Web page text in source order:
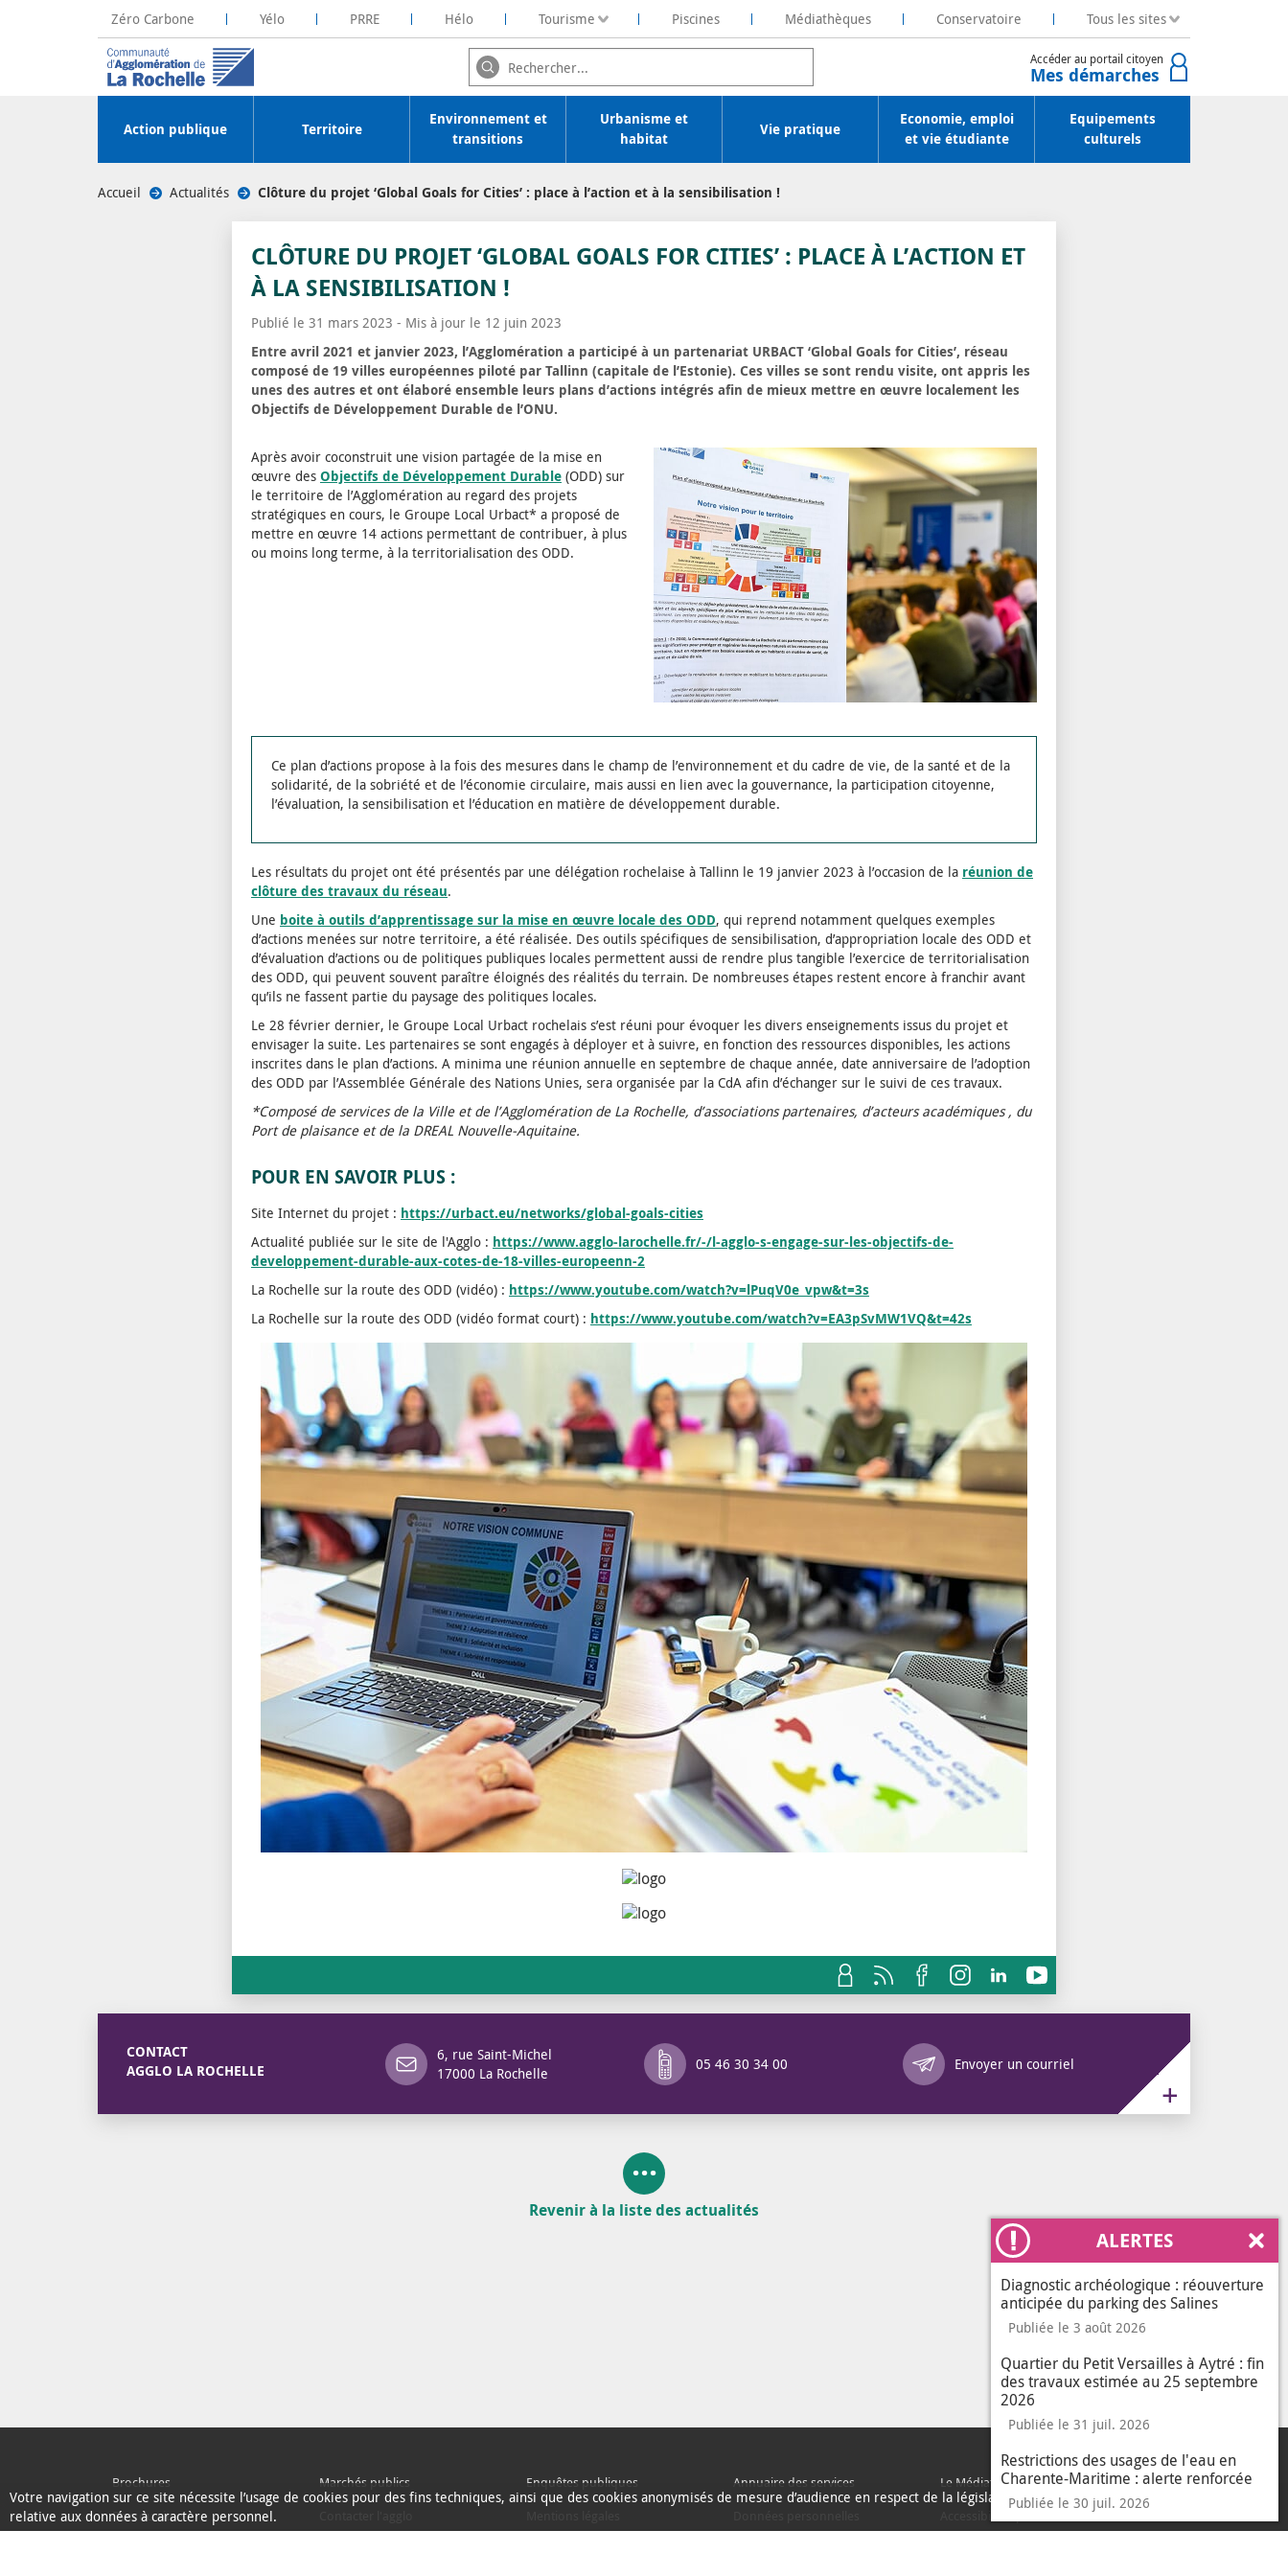
Votre navigation sur ce site nécessite l’usage de cookies pour des fins techniques, ainsi que des cookies anonymisés de mesure d’audience en respect de la législation
relative aux données à caractère personnel.
En savoir plus
le
ALERTES
Diagnostic archéologique : réouverture
anticipée du parking des Salines
Publiée le 3 août 2026
Quartier du Petit Versailles à Aytré : fin
des travaux estimée au 25 septembre
2026
Publiée le 31 juil. 2026
Restrictions des usages de l'eau en
Charente-Maritime : alerte renforcée
Publiée le 30 juil. 2026
Zéro Carbone
La Rochelle Territoire Zéro Carbone
Yélo PRRE
Plateforme Rochelaise de Rénovation Energétique
Hélo Tourisme Piscines Médiathèques Conservatoire Tous les sites
Accéder au portail citoyen
Mes démarches
Action publique Territoire
Environnement et
transitions
Urbanisme et
habitat
Vie pratique
Economie, emploi
et vie étudiante
Equipements
culturels
Accueil Actualités Clôture du projet ‘Global Goals for Cities’ : place à l’action et à la sensibilisation !
CLÔTURE DU PROJET ‘GLOBAL GOALS FOR CITIES’ : PLACE À L’ACTION ET
À LA SENSIBILISATION !
Publié le 31 mars 2023 - Mis à jour le 12 juin 2023
Entre avril 2021 et janvier 2023, l’Agglomération a participé à un partenariat URBACT ‘Global Goals for Cities’, réseau
composé de 19 villes européennes piloté par Tallinn (capitale de l’Estonie). Ces villes se sont rendu visite, ont appris les
unes des autres et ont élaboré ensemble leurs plans d’actions intégrés afin de mieux mettre en œuvre localement les
Objectifs de Développement Durable de l’ONU.
Après avoir coconstruit une vision partagée de la mise en
œuvre des Objectifs de Développement Durable (ODD) sur
le territoire de l’Agglomération au regard des projets
stratégiques en cours, le Groupe Local Urbact* a proposé de
mettre en œuvre 14 actions permettant de contribuer, à plus
ou moins long terme, à la territorialisation des ODD.
Ce plan d’actions propose à la fois des mesures dans le champ de l’environnement et du cadre de vie, de la santé et de la
solidarité, de la sobriété et de l’économie circulaire, mais aussi en lien avec la gouvernance, la participation citoyenne,
l’évaluation, la sensibilisation et l’éducation en matière de développement durable.
Les résultats du projet ont été présentés par une délégation rochelaise à Tallinn le 19 janvier 2023 à l’occasion de la réunion de
clôture des travaux du réseau.
Une boite à outils d’apprentissage sur la mise en œuvre locale des ODD, qui reprend notamment quelques exemples
d’actions menées sur notre territoire, a été réalisée. Des outils spécifiques de sensibilisation, d’appropriation locale des ODD et
d’évaluation d’actions ou de politiques publiques locales permettent aussi de rendre plus tangible l’exercice de territorialisation
des ODD, qui peuvent souvent paraître éloignés des réalités du terrain. De nombreuses étapes restent encore à franchir avant
qu’ils ne fassent partie du paysage des politiques locales.
Le 28 février dernier, le Groupe Local Urbact rochelais s’est réuni pour évoquer les divers enseignements issus du projet et
envisager la suite. Les partenaires se sont engagés à déployer et à suivre, en fonction des ressources disponibles, les actions
inscrites dans le plan d’actions. A minima une réunion annuelle en septembre de chaque année, date anniversaire de l’adoption
des ODD par l’Assemblée Générale des Nations Unies, sera organisée par la CdA afin d’échanger sur le suivi de ces travaux.
*Composé de services de la Ville et de l’Agglomération de La Rochelle, d’associations partenaires, d’acteurs académiques , du
Port de plaisance et de la DREAL Nouvelle-Aquitaine.
POUR EN SAVOIR PLUS :
Site Internet du projet : https://urbact.eu/networks/global-goals-cities
Actualité publiée sur le site de l'Agglo : https://www.agglo-larochelle.fr/-/l-agglo-s-engage-sur-les-objectifs-de-
developpement-durable-aux-cotes-de-18-villes-europeenn-2
La Rochelle sur la route des ODD (vidéo) : https://www.youtube.com/watch?v=lPuqV0e_vpw&t=3s
La Rochelle sur la route des ODD (vidéo format court) : https://www.youtube.com/watch?v=EA3pSvMW1VQ&t=42s
CONTACT
AGGLO LA ROCHELLE
6, rue Saint-Michel
17000 La Rochelle
05 46 30 34 00 Envoyer un courriel
Annuaire des services
Revenir à la liste des actualités
Brochures Marchés publics Enquêtes publiques Annuaire des services Le Médiateur de l'Agglo
Plan du site Accessibilité : partiellement conforme